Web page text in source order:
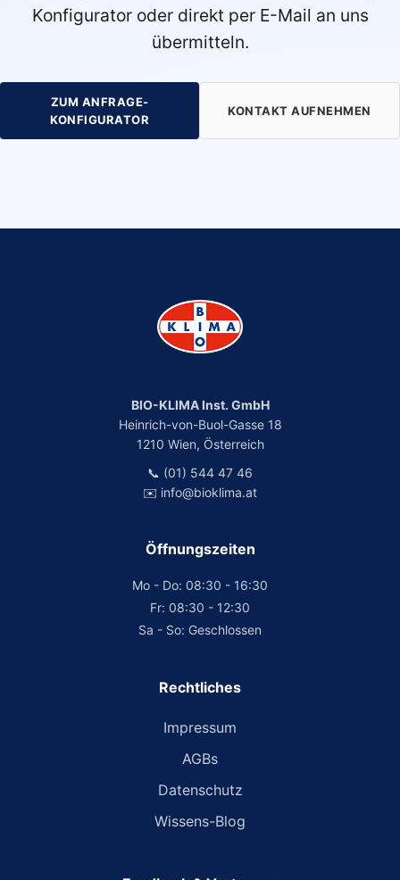
Konfigurator oder direkt per E-Mail an uns
übermitteln.
ZUM ANFRAGE-
KONFIGURATOR
KONTAKT AUFNEHMEN
BIO-KLIMA Inst. GmbH
Heinrich-von-Buol-Gasse 18
1210 Wien, Österreich
📞 (01) 544 47 46
✉️ info@bioklima.at
Öffnungszeiten
Mo - Do: 08:30 - 16:30
Fr: 08:30 - 12:30
Sa - So: Geschlossen
Rechtliches
Impressum
AGBs
Datenschutz
Wissens-Blog